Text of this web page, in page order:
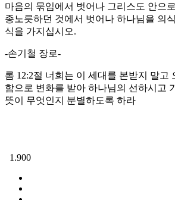
마음의 묶임에서 벗어나 그리스도 안으
종노릇하던 것에서 벗어나 하나님을 의
식을 가지십시오.
-손기철 장로-
롬 12:2절 너희는 이 세대를 본받지 말고
함으로 변화를 받아 하나님의 선하시고
뜻이 무엇인지 분별하도록 하라
1.900